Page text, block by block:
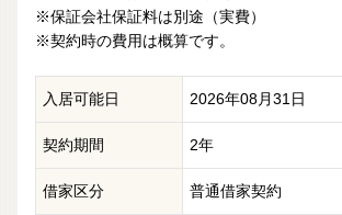
※保証会社保証料は別途（実費）
※契約時の費用は概算です。
入居可能日 2026年08月31日
契約期間 2年
借家区分 普通借家契約